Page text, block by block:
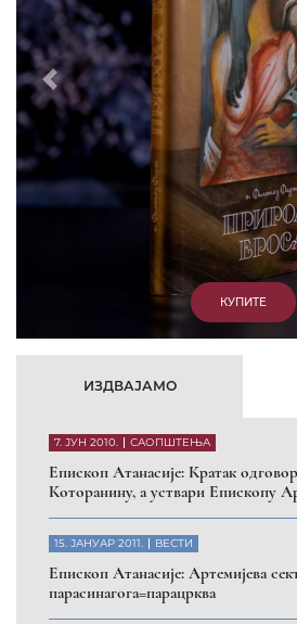
Prethodni
ИЗДВАЈАМО
7. ЈУН 2010. САОПШТЕЊА
Eпископ Атанасије: Кратак
Которанину, а уствари Епископу
15. ЈАНУАР 2011. ВЕСТИ
Eпископ Атанасије: Артемијева
парасинагога=парацрква